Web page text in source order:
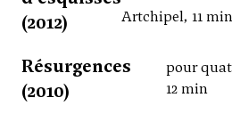
(2012)
Artchipel, 11 min
Résurgences
(2010)
pour
12 min